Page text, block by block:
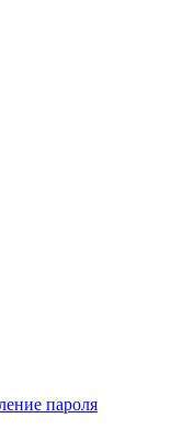
пароля